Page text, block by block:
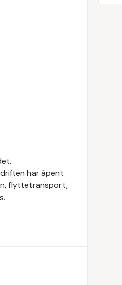
har åpent
flyttetransport,